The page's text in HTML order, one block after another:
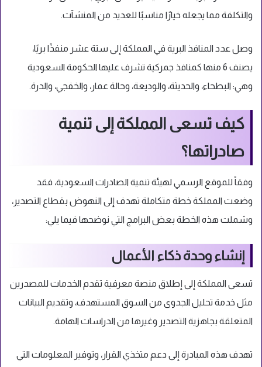
والتكلفة مما يجعله خيارًا مناسبًا للعديد من المنشآت.
وصل عدد المنافذ البرية في المملكة إلى ستة عشر منفذًا بريًا،
يصنف 6 منها كمنافذ جمركية تشرف عليها الحكومة السعودية
وهي: البطحاء، والحديثة، والوديعة، وحالة عمار، والخفجي، والدرة.
كيف تسعى المملكة إلى تنمية
صادراتها؟
وفقاً للموقع الرسمي لهيئة تنمية الصادرات السعودية، فقد
وضعت المملكة خطة متكاملة تهدف إلى النهوض بقطاع التصدير،
وشملت هذه الخطة بعض البرامج التي نوضحها فيما يلي:
إنشاء وحدة ذكاء الأعمال
تسعى المملكة إلى إطلاق منصة معرفية تقدم الخدمات للمصدرين
مثل خدمة تحليل الجدوى من السوق المستهدف، وتقديم البيانات
المتعلقة بجاهزية التصدير وغيرها من الدراسات الهامة.
تهدف هذه المبادرة إلى دعم متخذي القرار، وتوفير المعلومات التي